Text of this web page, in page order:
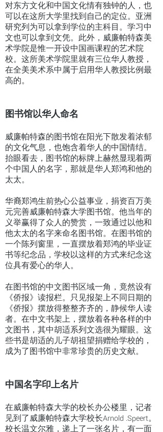
对东方文化和中国文化情有独钟的人，也
可以在这所大学里找到自己的定位。亚洲
研究列为可以拿到学位的主科目。学习中
文也可以拿到文凭。此外，威廉帕特森美
术学院是惟一开设中国画课程的艺术院
校。这所美术学院里就有三位华人教授，
在全美美术系中属于启用华人教授比例最
高的。
图书馆以华人命名
威廉帕特森的图书馆在阳光下散发着浓郁
的文化气息，也饱含着华人的中国情结。
抬眼看去，图书馆的标牌上赫然显现着两
个中国人的名字，那就是华人郑鸿和他的
太太。
华裔郑鸿生前热心公益事业，捐资百万美
元完善威廉帕特森大学图书馆。他当年的
义举赢得了众人的赞赏，一致通过以他和
他太太的名字来命名图书馆。在图书馆的
一个陈列窗里，一直摆放着郑鸿的毕业证
书等纪念品，学校以这样的方式来纪念这
位具有爱心的华人。
在图书馆的中文图书区域一角，竟然设有
《侨报》读报栏。只见报架上不同日期的
《侨报》摆放得整整齐齐的，静候华人读
者。在中文书架上，摆放着各种各样的中
文图书，其中胡适系列文选很为耀眼。这
些书是胡适的儿子胡祖望捐赠给学校的，
成为了图书馆中非常珍贵的历史文献。
中国名字印上名片
在威廉帕特森大学的校长办公楼里，记者
见到了威廉帕特森大学校长Arnold .Speert。
校长温文尔雅，递上了一张名片，有一面